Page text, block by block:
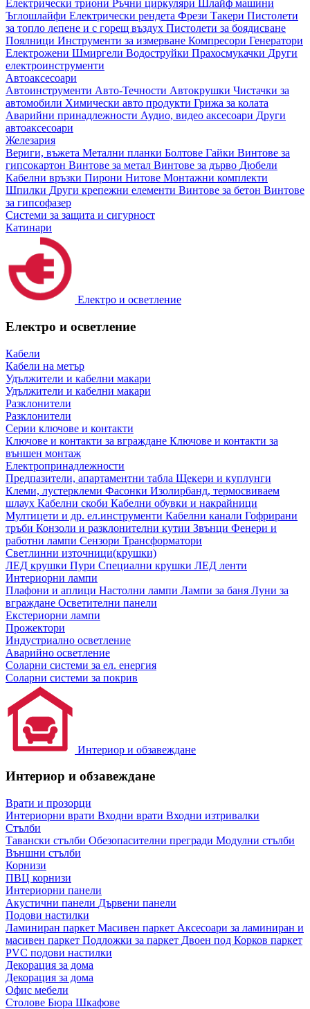
Електрически триони Ръчни циркуляри
Шлайф машини
Ъглошлайфи Електрически рендета Фрези Такери Пистолети
за топло лепене и с горещ въздух Пистолети за боядисване
Поялници Инструменти за измерване Компресори Генератори
Електрожени Шмиргели Водоструйки Прахосмукачки Други
електроинструменти
Автоаксесоари
Автоинструменти Авто-Течности Автокрушки Чистачки за
автомобили Химически авто продукти Грижа за колата
Аварийни принадлежности Аудио, видео аксесоари Други
автоаксесоари
Железария
Вериги, въжета Метални планки Болтове Гайки Винтове за
гипсокартон Винтове за метал Винтове за дърво Дюбели
Кабелни връзки Пирони Нитове Монтажни комплекти
Шпилки Други крепежни елементи Винтове за бетон Винтове
за гипсофазер
Системи за защита и сигурност
Катинари
Електро и осветление
Електро и осветление
Кабели
Кабели на метър
Удължители и кабелни макари
Удължители и кабелни макари
Разклонители
Разклонители
Серии ключове и контакти
Ключове и контакти за вграждане Ключове и контакти за
външен монтаж
Електропринадлежности
Предпазители, апартаментни табла Щекери и куплунги
Клеми, лустерклеми Фасонки Изолирбанд, термосвиваем
шлаух Кабелни скоби Кабелни обувки и накрайници
Мултицети и др. ел.инструменти Кабелни канали Гофрирани
тръби Конзоли и разклонителни кутии Звънци Фенери и
работни лампи Сензори Трансформатори
Светлинни източници(крушки)
ЛЕД крушки Пури Специални крушки ЛЕД ленти
Интериорни лампи
Плафони и аплици Настолни лампи Лампи за баня Луни за
вграждане Осветителни панели
Екстериорни лампи
Прожектори
Индустриално осветление
Аварийно осветление
Соларни системи за ел. енергия
Соларни системи за покрив
Интериор и обзавеждане
Интериор и обзавеждане
Врати и прозорци
Интериорни врати Входни врати Входни изтривалки
Стълби
Тавански стълби Обезопасителни прегради Модулни стълби
Външни стълби
Корнизи
ПВЦ корнизи
Интериорни панели
Акустични панели Дървени панели
Подови настилки
Ламиниран паркет Масивен паркет Аксесоари за ламиниран и
масивен паркет Подложки за паркет Двоен под Корков паркет
PVC подови настилки
Декорация за дома
Декорация за дома
Офис мебели
Столове Бюра Шкафове